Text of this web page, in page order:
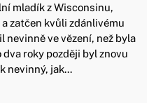
mladík z Wisconsinu,
zatčen kvůli zdánlivému
nevinně ve vězení, než byla
roky později byl znovu
nevinný, jak...